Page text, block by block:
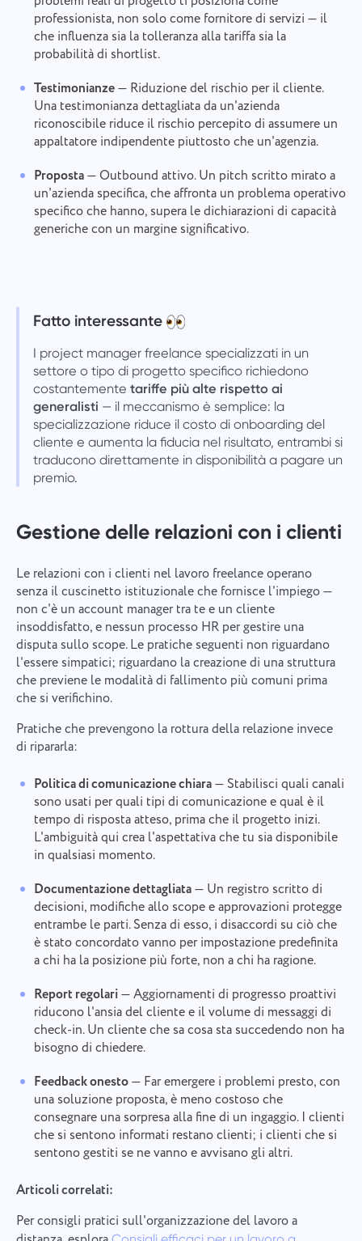
professionista, non solo come fornitore di servizi — il
che influenza sia la tolleranza alla tariffa sia la
probabilità di shortlist.
Testimonianze— Riduzione del rischio per il cliente.
Una testimonianza dettagliata da un'azienda
riconoscibile riduce il rischio percepito di assumere un
appaltatore indipendente piuttosto che un'agenzia.
Proposta— Outbound attivo. Un pitch scritto mirato a
un'azienda specifica, che affronta un problema operativo
specifico che hanno, supera le dichiarazioni di capacità
generiche con un margine significativo.
Fatto interessante
I project manager freelance specializzati in un
settore o tipo di progetto specifico richiedono
costantemente tariffe più alte rispetto ai
generalisti — il meccanismo è semplice: la
specializzazione riduce il costo di onboarding del
cliente e aumenta la fiducia nel risultato, entrambi si
traducono direttamente in disponibilità a pagare un
premio.
Gestione delle relazioni con i clienti
Le relazioni con i clienti nel lavoro freelance operano
senza il cuscinetto istituzionale che fornisce l'impiego —
non c'è un account manager tra te e un cliente
insoddisfatto, e nessun processo HR per gestire una
disputa sullo scope. Le pratiche seguenti non riguardano
l'essere simpatici; riguardano la creazione di una struttura
che previene le modalità di fallimento più comuni prima
che si verifichino.
Pratiche che prevengono la rottura della relazione invece
di ripararla:
Politica di comunicazione chiara— Stabilisci quali canali
sono usati per quali tipi di comunicazione e qual è il
tempo di risposta atteso, prima che il progetto inizi.
L'ambiguità qui crea l'aspettativa che tu sia disponibile
in qualsiasi momento.
Documentazione dettagliata— Un registro scritto di
decisioni, modifiche allo scope e approvazioni protegge
entrambe le parti. Senza di esso, i disaccordi su ciò che
è stato concordato vanno per impostazione predefinita
a chi ha la posizione più forte, non a chi ha ragione.
Report regolari— Aggiornamenti di progresso proattivi
riducono l'ansia del cliente e il volume di messaggi di
check-in. Un cliente che sa cosa sta succedendo non ha
bisogno di chiedere.
Feedback onesto— Far emergere i problemi presto, con
una soluzione proposta, è meno costoso che
consegnare una sorpresa alla fine di un ingaggio. I clienti
che si sentono informati restano clienti; i clienti che si
sentono gestiti se ne vanno e avvisano gli altri.
Articoli correlati:
Per consigli pratici sull'organizzazione del lavoro a
Segnalare un errore di
traduzione
Fornire una descrizione del problema insieme
Sfogliare i file o trascinare e rilasciare
Inviare
Connettiti con noi
Nome
Numero di telefono
Invia
Cliccando sul pulsante "Invia", acconsenti al
trattamento dei tuoi dati personali in conformità con
il seguente documento: Informativa sulla privacy.
Si prega di descrivere dettagliatamente il problema
riscontrato, fornendo informazioni specifiche, e di
allegare eventuali file rilevanti. La vostra
l'esperienza degli utenti, garantendo un servizio
migliore per tutti.
Inviare
Grazie per essere parte di
aiuti a migliorare ogni giorno!
Suggerisci la tua funzionalità
Funzionalità
Come funziona
Suggerire
Cliccando sul pulsante, confermi il tuo